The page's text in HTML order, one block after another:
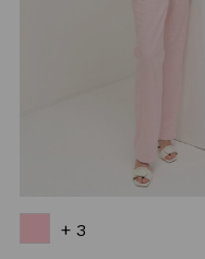
+ 3